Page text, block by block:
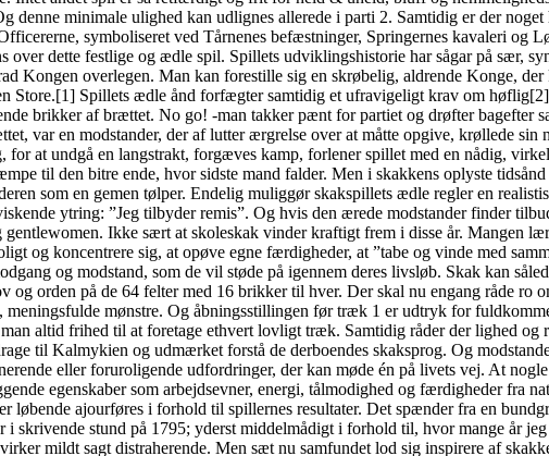
minimale ulighed kan udlignes allerede i parti 2. Samtidig er der
symboliseret ved Tårnenes befæstninger, Springernes kavaleri og
dette festlige og ædle spil. Spillets udviklingshistorie har sågar på sær,
Kongen overlegen. Man kan forestille sig en skrøbelig, aldrende Konge,
Store.[1] Spillets ædle ånd forfægter samtidig et ufravigeligt krav om
brikker af brættet. No go! -man takker pænt for partiet og drøfter bagefter
var en modstander, der af lutter ærgrelse over at måtte opgive, krøllede sin
at undgå en langstrakt, forgæves kamp, forlener spillet med en nådig,
til den bitre ende, hvor sidste mand falder. Men i skakkens oplyste
som en gemen tølper. Endelig muliggør skakspillets ædle regler en
ytring: ”Jeg tilbyder remis”. Og hvis den ærede modstander finder
Ikke sært at skoleskak vinder kraftigt frem i disse år. Mangen
og koncentrere sig, at opøve egne færdigheder, at ”tabe og vinde med
og modstand, som de vil støde på igennem deres livsløb. Skak kan
orden på de 64 felter med 16 brikker til hver. Der skal nu engang råde ro
mønstre. Og åbningsstillingen før træk 1 er udtryk for
altid frihed til at foretage ethvert lovligt træk. Samtidig råder der lighed og
til Kalmykien og udmærket forstå de derboendes skaksprog. Og
eller foruroligende udfordringer, der kan møde én på livets vej. At
egenskaber som arbejdsevner, energi, tålmodighed og færdigheder fra
løbende ajourføres i forhold til spillernes resultater. Det spænder fra en
skrivende stund på 1795; yderst middelmådigt i forhold til, hvor mange år
mildt sagt distraherende. Men sæt nu samfundet lod sig inspirere af